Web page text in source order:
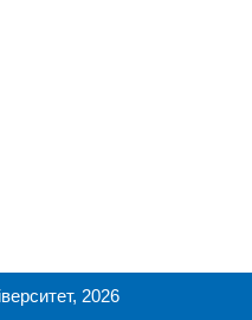
2026